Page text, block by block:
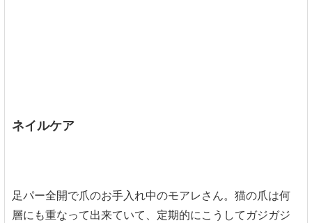
ネイルケア
足パー全開で爪のお手入れ中のモアレさん。猫の爪は何
層にも重なって出来ていて、定期的にこうしてガジガジ